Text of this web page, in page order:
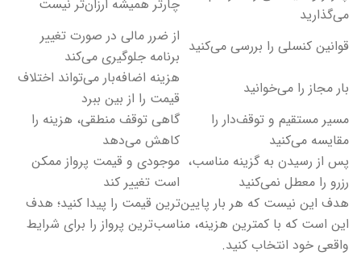
می‌گذارید
چارتر همیشه ارزان‌تر نیست
قوانین کنسلی را بررسی می‌کنید
از ضرر مالی در صورت تغییر
برنامه جلوگیری می‌کند
بار مجاز را می‌خوانید
هزینه اضافه‌بار می‌تواند اختلاف
قیمت را از بین ببرد
مسیر مستقیم و توقف‌دار را
مقایسه می‌کنید
گاهی توقف منطقی، هزینه را
کاهش می‌دهد
پس از رسیدن به گزینه مناسب،
رزرو را معطل نمی‌کنید
موجودی و قیمت پرواز ممکن
است تغییر کند
هدف این نیست که هر بار پایین‌ترین قیمت را پیدا کنید؛ هدف
این است که با کمترین هزینه، مناسب‌ترین پرواز را برای شرایط
واقعی خود انتخاب کنید.